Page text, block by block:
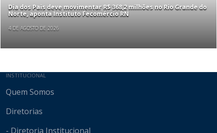
Dia dos Pais deve movimentar R$ 368,2 milhões no Rio Grande do
Norte, aponta Instituto Fecomércio RN
4 DE AGOSTO DE 2026
Mapa do site
INSTITUCIONAL
Quem Somos
Diretorias
- Diretoria Institucional